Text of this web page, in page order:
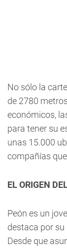
No sólo la
de 2780
económicos,
para tener su
unas 15.000
compañías
EL ORIGEN
Peón es un
destaca por
Desde que